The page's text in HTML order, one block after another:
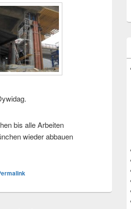
bis alle Arbeiten
wieder abbauen